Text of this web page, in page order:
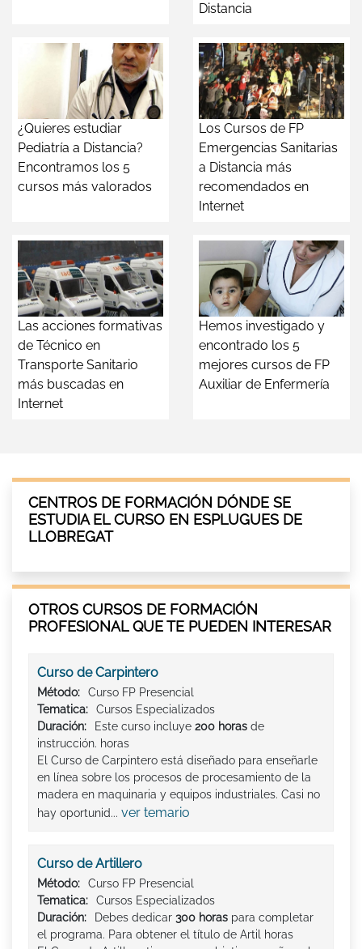
Distancia
¿Quieres estudiar
Pediatría a Distancia?
Encontramos los 5
cursos más valorados
Los Cursos de FP
Emergencias Sanitarias
a Distancia más
recomendados en
Internet
Las acciones formativas
de Técnico en
Transporte Sanitario
más buscadas en
Internet
Hemos investigado y
encontrado los 5
mejores cursos de FP
Auxiliar de Enfermería
CENTROS DE FORMACIÓN DÓNDE SE
ESTUDIA EL CURSO EN ESPLUGUES DE
LLOBREGAT
OTROS CURSOS DE FORMACIÓN
PROFESIONAL QUE TE PUEDEN INTERESAR
Curso de Carpintero
Método:
Curso FP Presencial
Tematica:
Cursos Especializados
Duración:
Este curso incluye 200 horas de
instrucción. horas
El Curso de Carpintero está diseñado para enseñarle
en línea sobre los procesos de procesamiento de la
madera en maquinaria y equipos industriales. Casi no
hay oportunid... ver temario
Curso de Artillero
Método:
Curso FP Presencial
Tematica:
Cursos Especializados
Duración:
Debes dedicar 300 horas para completar
el programa. Para obtener el título de Artil horas